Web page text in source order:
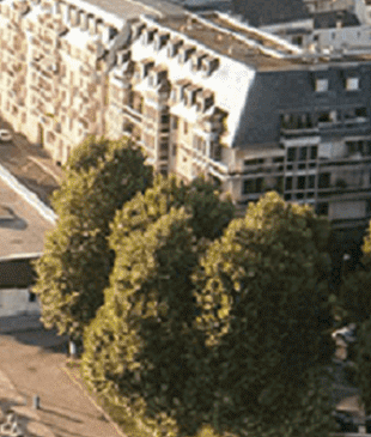
Exporter les lignes sélectionnées
Exporter toutes les colonnes
Exporter uniquement les
Menu
<
>
- 🎁 Caen on aime, on partage
- 🎉 Les événements AVF
- Activités et Loisirs
Ajoutez un logo, un bouton, des
Cliquez pour éditer